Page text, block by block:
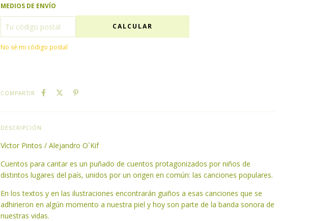
MEDIOS DE ENVÍO
CALCULAR
No sé mi código postal
COMPARTIR
DESCRIPCIÓN
Víctor Pintos / Alejandro O´Kif
Cuentos para cantar es un puñado de cuentos protagonizados por niños de
distintos lugares del país, unidos por un origen en común: las canciones populares.
En los textos y en las ilustraciones encontrarán guiños a esas canciones que se
adhirieron en algún momento a nuestra piel y hoy son parte de la banda sonora de
nuestras vidas.